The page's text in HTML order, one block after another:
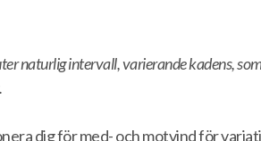
naturlig intervall, varierande kadens,
dig för med- och motvind för